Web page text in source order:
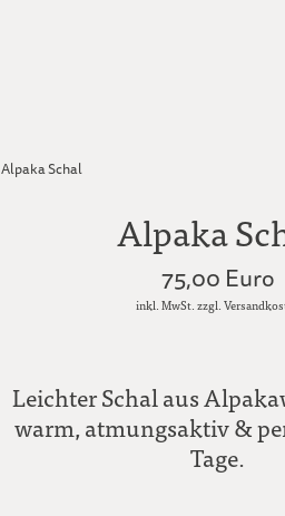
Alpaka Schal
Alpaka
75,00 Euro
inkl. MwSt. zzgl.
Leichter Schal aus
warm, atmungsaktiv &
Tage.